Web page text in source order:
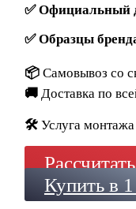
✅Официальный
✅Образцы
📦 Самовывоз со
🚚 Доставка по
🛠️ Услуга монтажа
Купить в